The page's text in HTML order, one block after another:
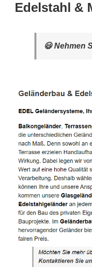
Edelstahl &
😃 Nehmen